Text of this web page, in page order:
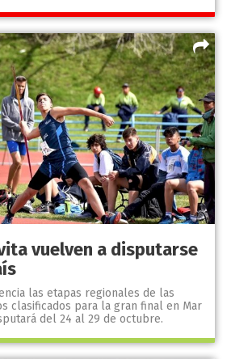
vuelven a disputarse
las etapas regionales de las
clasificados para la gran final en Mar
del 24 al 29 de octubre.